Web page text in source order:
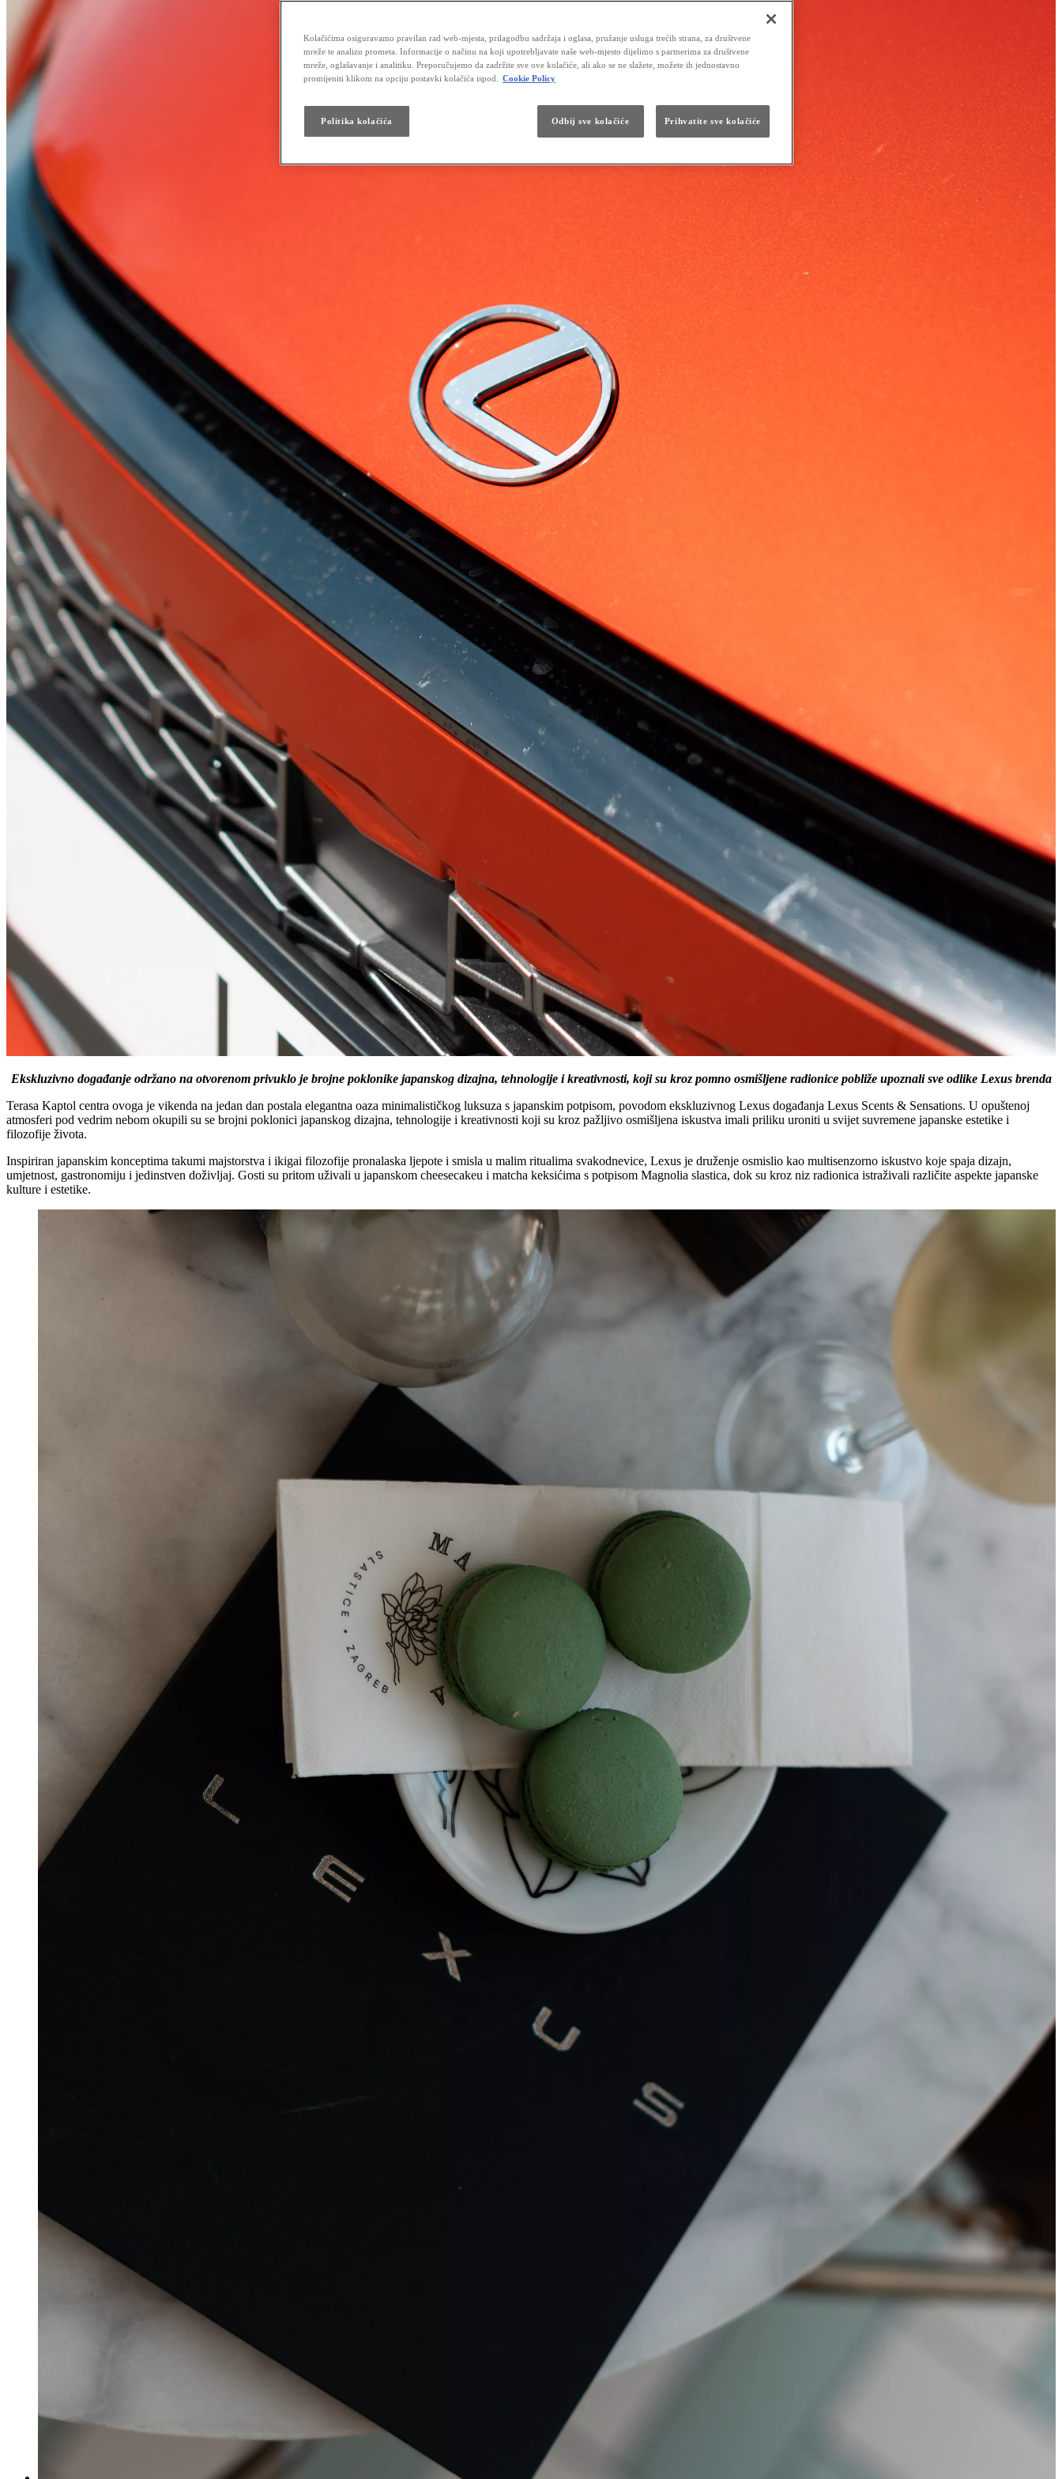
Ekskluzivno događanje održano na otvorenom privuklo je brojne poklonike japanskog dizajna, tehnologije i kreativnosti, koji su kroz pomno osmišljene radionice pobliže upoznali sve odlike Lexus brenda
Terasa Kaptol centra ovoga je vikenda na jedan dan postala elegantna oaza minimalističkog luksuza s japanskim potpisom, povodom ekskluzivnog Lexus događanja Lexus Scents & Sensations. U opuštenoj
atmosferi pod vedrim nebom okupili su se brojni poklonici japanskog dizajna, tehnologije i kreativnosti koji su kroz pažljivo osmišljena iskustva imali priliku uroniti u svijet suvremene japanske estetike i
filozofije života.
Inspiriran japanskim konceptima takumi majstorstva i ikigai filozofije pronalaska ljepote i smisla u malim ritualima svakodnevice, Lexus je druženje osmislio kao multisenzorno iskustvo koje spaja dizajn,
umjetnost, gastronomiju i jedinstven doživljaj. Gosti su pritom uživali u japanskom cheesecakeu i matcha keksićima s potpisom Magnolia slastica, dok su kroz niz radionica istraživali različite aspekte japanske
kulture i estetike.
Kolačićima osiguravamo pravilan rad web-mjesta, prilagodbu sadržaja i oglasa, pružanje usluga trećih strana, za društvene
mreže te analizu prometa. Informacije o načinu na koji upotrebljavate naše web-mjesto dijelimo s partnerima za društvene
mreže, oglašavanje i analitiku. Preporučujemo da zadržite sve ove kolačiće, ali ako se ne slažete, možete ih jednostavno
promijeniti klikom na opciju postavki kolačića ispod.
Cookie Policy
Politika kolačića Odbij sve kolačiće Prihvatite sve kolačiće